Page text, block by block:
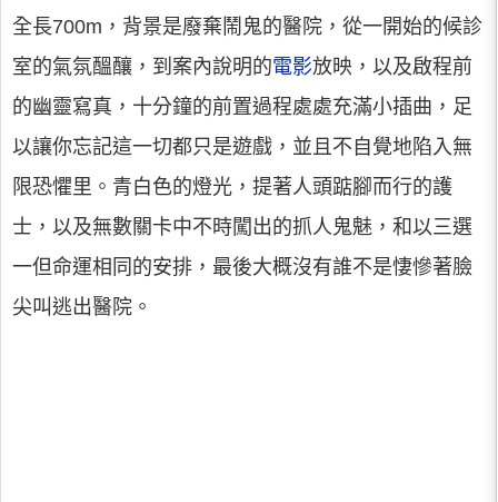
全長700m，背景是廢棄鬧鬼的醫院，從一開始的候診
室的氣氛醞釀，到案內說明的電影放映，以及啟程前
的幽靈寫真，十分鐘的前置過程處處充滿小插曲，足
以讓你忘記這一切都只是遊戲，並且不自覺地陷入無
限恐懼里。青白色的燈光，提著人頭踮腳而行的護
士，以及無數關卡中不時闖出的抓人鬼魅，和以三選
一但命運相同的安排，最後大概沒有誰不是悽慘著臉
尖叫逃出醫院。